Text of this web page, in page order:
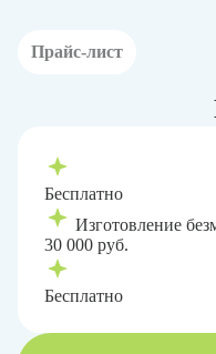
Прайс-лист
Бесплатно
Изготовление
30 000 руб.
Бесплатно